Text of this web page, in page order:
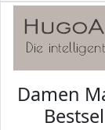
Damen